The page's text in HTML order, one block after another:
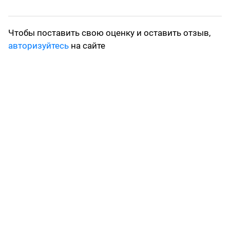
Чтобы поставить свою оценку и оставить отзыв,
авторизуйтесь на сайте